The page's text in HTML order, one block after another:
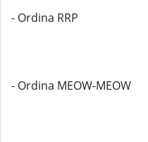
- Ordina RRP
- Ordina MEOW-MEOW